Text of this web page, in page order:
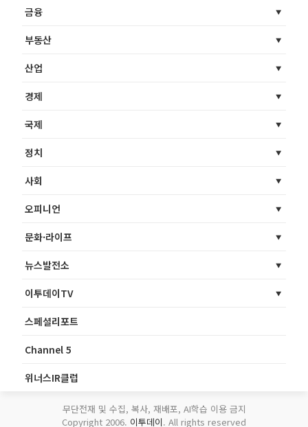
금융
부동산
산업
경제
국제
정치
사회
오피니언
문화·라이프
뉴스발전소
이투데이TV
스페셜리포트
Channel 5
위너스IR클럽
무단전재 및 수집, 복사, 재배포, AI학습 이용 금지
Copyright 2006. 이투데이. All rights reserved